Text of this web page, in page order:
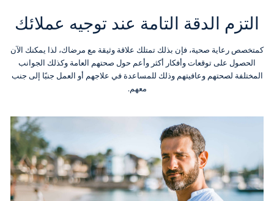
التزم الدقة التامة عند توجيه عملائك
كمتخصص رعاية صحية، فإن بذلك تمتلك علاقة وثيقة مع مرضاك، لذا يمكنك الآن
الحصول على توقعات وأفكار أكثر وأعم حول صحتهم العامة وكذلك الجوانب
المختلفة لصحتهم وعافيتهم وذلك للمساعدة في علاجهم أو العمل جنبًا إلى جنب
معهم.